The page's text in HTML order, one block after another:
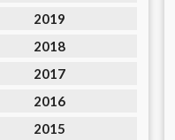
2019
2018
2017
2016
2015